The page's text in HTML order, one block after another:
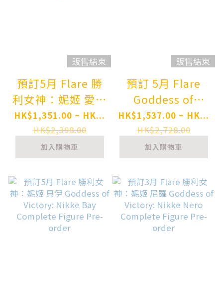
販售結束
預訂5月 Flare 勝
利女神：妮姬 愛麗
絲 Goddess of
Victory: Nikke
Alice:
Wonderland
Bunny Complete
Figure Pre-order
HK$1,351.00 ~ HK...
HK$2,398.00
加入購物車
販售結束
預訂 5月 Flare
Goddess of
Victory: Nikke 勝
利の女神：NIKKE
Clay Complete
Figure Pre-order
HK$1,537.00 ~ HK...
HK$2,728.00
加入購物車